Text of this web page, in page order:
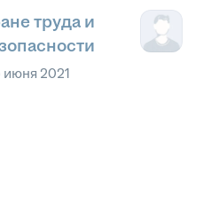
труда и
июня 2021